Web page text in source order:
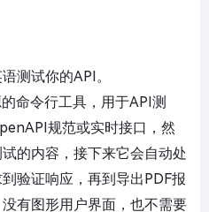
测试你的API。
命令行工具，用于API测
规范或实时接口，然
的内容，接下来它会自动处
验证响应，再到导出PDF报
有图形用户界面，也不需要